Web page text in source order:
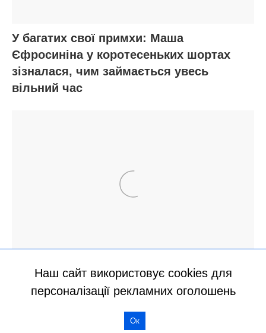
Наш сайт використовує cookies для
персоналізації рекламних оголошень
Ок